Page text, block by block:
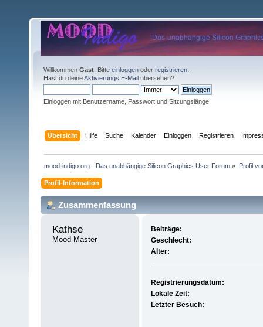
Willkommen Gast . Bitte einloggen oder registrieren
Hast du deineAktivierungs E-Mail übersehen?
Einloggen mit Benutzername, Passwort und Sitzungslänge
Übersicht Hilfe Suche Kalender Einloggen Registrieren
mood-indigo.org - Das unabhängige Silicon Graphics User Forum » Profil
Profil-Information
Zusammenfassung
Kathse
Mood Master
Beiträge:
Geschlecht:
Alter:
Registrierungsdatum:
Lokale Zeit:
Letzter Besuch: